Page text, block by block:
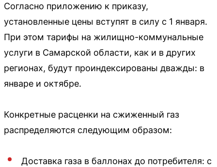
Согласно приложению к приказу,
установленные цены вступят в силу с 1 января.
При этом тарифы на жилищно-коммунальные
услуги в Самарской области, как и в других
регионах, будут проиндексированы дважды: в
январе и октябре.
Конкретные расценки на сжиженный газ
распределяются следующим образом:
Доставка газа в баллонах до потребителя: с